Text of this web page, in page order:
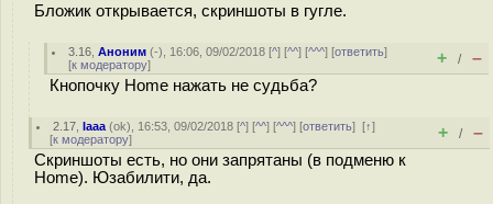
Бложик открывается, скриншоты в гугле.
3.16 ,Аноним (-), 16:06, 09/02/2018 [^] [^^] [^^^] [ответить]
[к модератору] + / –
Кнопочку Home нажать не судьба?
2.17 ,Iaaa (ok), 16:53, 09/02/2018 [^] [^^] [^^^] [ответить][↑]
[к модератору] + / –
Скриншоты есть, но они запрятаны (в подменю к
Home). Юзабилити, да.